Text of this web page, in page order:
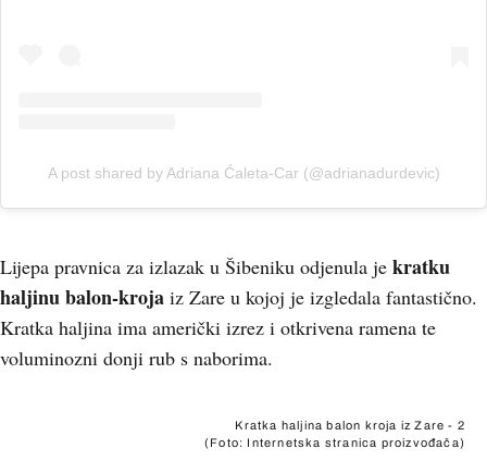
A post shared by Adriana Ćaleta-Car (@adrianadurdevic)
Lijepa pravnica za izlazak u Šibeniku odjenula je kratku
haljinu balon-kroja iz Zare u kojoj je izgledala fantastično.
Kratka haljina ima američki izrez i otkrivena ramena te
voluminozni donji rub s naborima.
Kratka haljina balon kroja iz Zare - 2
(Foto: Internetska stranica proizvođača)